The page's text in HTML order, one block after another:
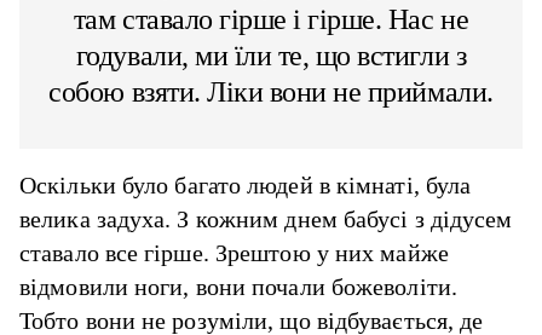
там ставало гірше і гірше. Нас не
годували, ми їли те, що встигли з
собою взяти. Ліки вони не приймали.
Оскільки було багато людей в кімнаті, була
велика задуха. З кожним днем бабусі з дідусем
ставало все гірше. Зрештою у них майже
відмовили ноги, вони почали божеволіти.
Тобто вони не розуміли, що відбувається, де